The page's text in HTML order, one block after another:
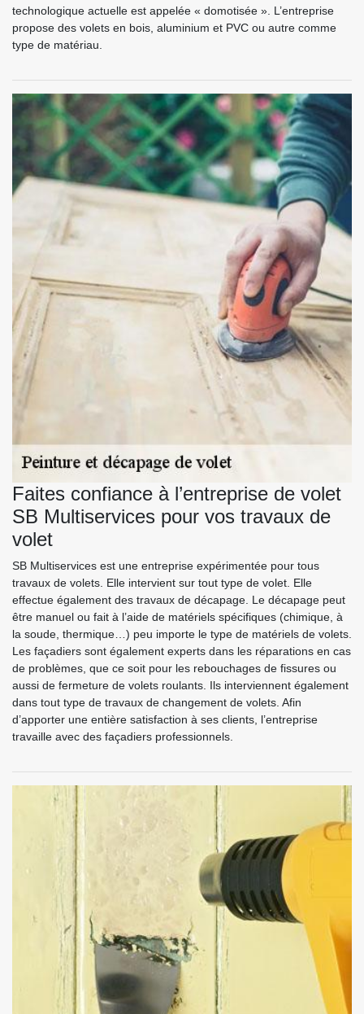
technologique actuelle est appelée « domotisée ». L’entreprise
propose des volets en bois, aluminium et PVC ou autre comme
type de matériau.
Faites confiance à l’entreprise de volet
SB Multiservices pour vos travaux de
volet
SB Multiservices est une entreprise expérimentée pour tous
travaux de volets. Elle intervient sur tout type de volet. Elle
effectue également des travaux de décapage. Le décapage peut
être manuel ou fait à l’aide de matériels spécifiques (chimique, à
la soude, thermique…) peu importe le type de matériels de volets.
Les façadiers sont également experts dans les réparations en cas
de problèmes, que ce soit pour les rebouchages de fissures ou
aussi de fermeture de volets roulants. Ils interviennent également
dans tout type de travaux de changement de volets. Afin
d’apporter une entière satisfaction à ses clients, l’entreprise
travaille avec des façadiers professionnels.